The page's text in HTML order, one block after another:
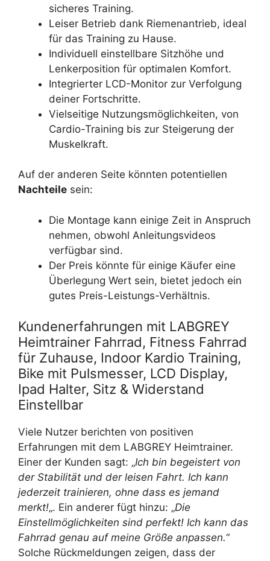
sicheres Training.
Leiser Betrieb dank Riemenantrieb, ideal
für das Training zu Hause.
Individuell einstellbare Sitzhöhe und
Lenkerposition für optimalen Komfort.
Integrierter LCD-Monitor zur Verfolgung
deiner Fortschritte.
Vielseitige Nutzungsmöglichkeiten, von
Cardio-Training bis zur Steigerung der
Muskelkraft.
Auf der anderen Seite könnten potentiellen
Nachteile sein:
Die Montage kann einige Zeit in Anspruch
nehmen, obwohl Anleitungsvideos
verfügbar sind.
Der Preis könnte für einige Käufer eine
Überlegung Wert sein, bietet jedoch ein
gutes Preis-Leistungs-Verhältnis.
Kundenerfahrungen mit LABGREY
Heimtrainer Fahrrad, Fitness Fahrrad
für Zuhause, Indoor Kardio Training,
Bike mit Pulsmesser, LCD Display,
Ipad Halter, Sitz & Widerstand
Einstellbar
Viele Nutzer berichten von positiven
Erfahrungen mit dem LABGREY Heimtrainer.
Einer der Kunden sagt: „Ich bin begeistert von
der Stabilität und der leisen Fahrt. Ich kann
jederzeit trainieren, ohne dass es jemand
merkt!„. Ein anderer fügt hinzu: „Die
Einstellmöglichkeiten sind perfekt! Ich kann das
Fahrrad genau auf meine Größe anpassen.“
Solche Rückmeldungen zeigen, dass der